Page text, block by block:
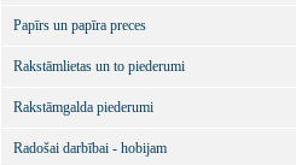
Papīrs un papīra preces
Rakstāmlietas un to piederumi
Rakstāmgalda piederumi
Radošai darbībai - hobijam